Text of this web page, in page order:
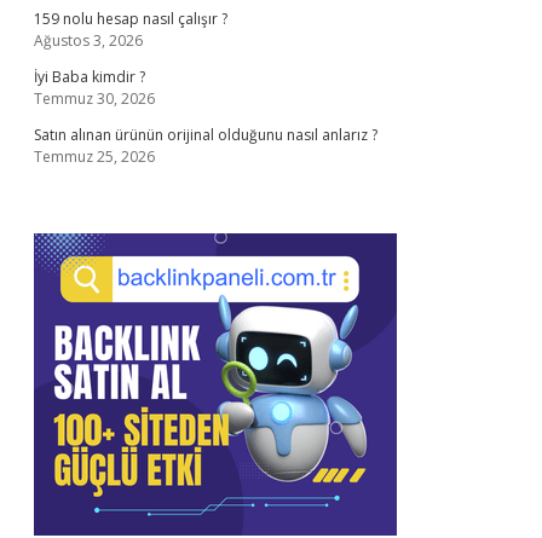
159 nolu hesap nasıl çalışır ?
Ağustos 3, 2026
İyi Baba kimdir ?
Temmuz 30, 2026
Satın alınan ürünün orijinal olduğunu nasıl anlarız ?
Temmuz 25, 2026